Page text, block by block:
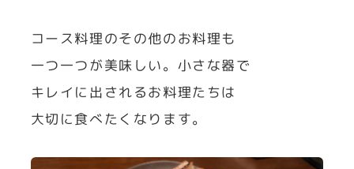
コース料理のその他のお料理も
一つ一つが美味しい。小さな器で
キレイに出されるお料理たちは
大切に食べたくなります。